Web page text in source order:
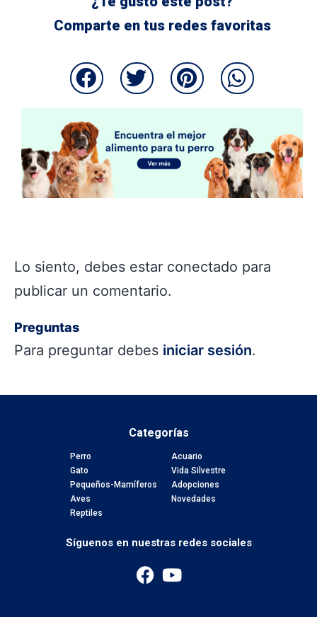
Comparte en tus redes favoritas
Lo siento, debes estar conectado para
publicar un comentario.
Preguntas
Para preguntar debes iniciar sesión.
Categorías
Perro
Gato
Pequeños-Mamíferos
Aves
Reptiles
Acuario
Vida Silvestre
Adopciones
Novedades
Síguenos en nuestras redes sociales